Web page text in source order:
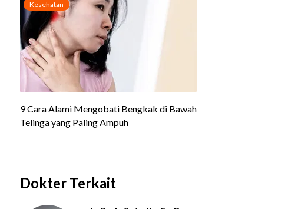
Dokter Terkait